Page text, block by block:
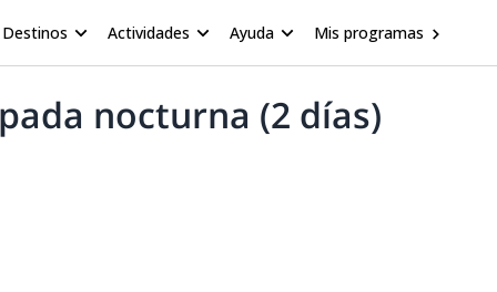
Destinos Actividades Ayuda Mis programas
nocturna (2 días)